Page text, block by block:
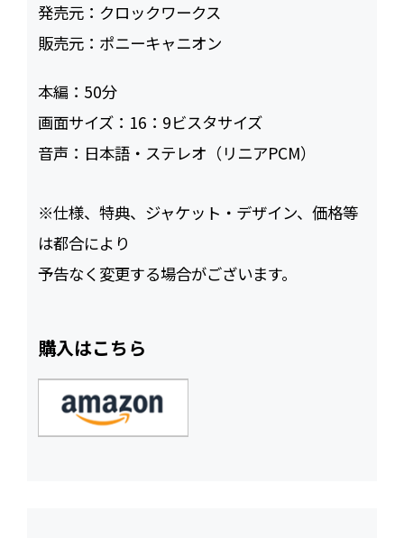
発売元： クロックワークス
販売元： ポニーキャニオン
本編： 50
画面サイズ： 16：9ビスタサイズ
音声： 日本語・ステレオ（リニアPCM）
※仕様、特典、ジャケット・デザイン、価格等
は都合により
予告なく変更する場合がございます。
購入はこちら